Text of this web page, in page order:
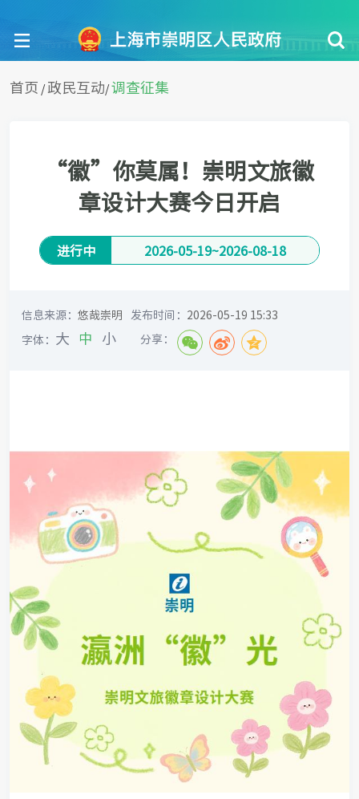
首页 /政民互动/调查征集
“徽”你莫属！崇明文旅徽
章设计大赛今日开启
进行中 2026-05-19~2026-08-18
信息来源： 悠哉崇明 发布时间： 2026-05-19 15:33
字体： 大 中 小 分享：